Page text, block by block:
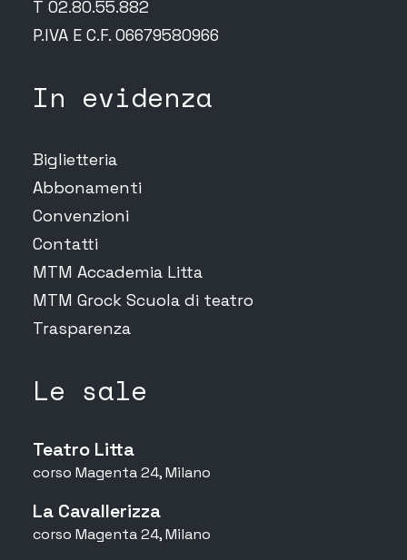
T 02.80.55.882
P.IVA E C.F. 06679580966
In evidenza
Biglietteria
Abbonamenti
Convenzioni
Contatti
MTM Accademia Litta
MTM Grock Scuola di teatro
Trasparenza
Le sale
Teatro Litta
corso Magenta 24, Milano
La Cavallerizza
corso Magenta 24, Milano